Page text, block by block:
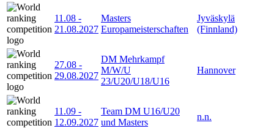
11.08 -
21.08.2027
Masters
Europameisterschaften
Jyväskylä
(Finnland)
27.08 -
29.08.2027
DM Mehrkampf
M/W/U
23/U20/U18/U16
Hannover
11.09 -
12.09.2027
Team DM U16/U20
und Masters
n.n.